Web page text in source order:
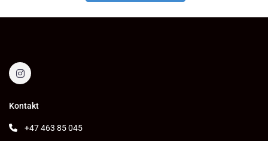
Kontakt
+47 463 85 045